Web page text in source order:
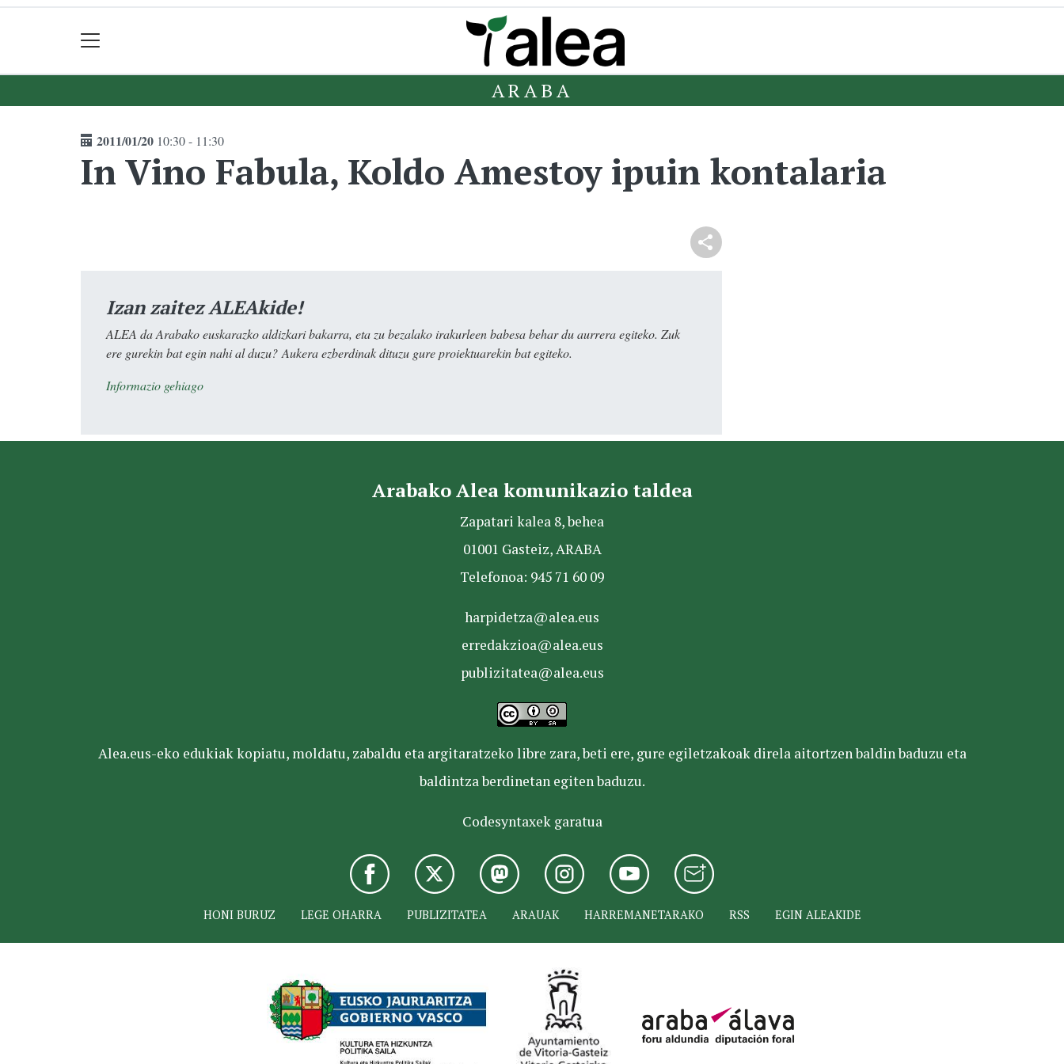
ARABA
2011/01/20 10:30 - 11:30
In Vino Fabula, Koldo Amestoy ipuin kontalaria
Izan zaitez ALEAkide!
ALEA da Arabako euskarazko aldizkari bakarra, eta zu bezalako irakurleen babesa behar du aurrera egiteko. Zuk
ere gurekin bat egin nahi al duzu? Aukera ezberdinak dituzu gure proiektuarekin bat egiteko.
Informazio gehiago
Arabako Alea komunikazio taldea
Zapatari kalea 8, behea
01001 Gasteiz, ARABA
Telefonoa: 945 71 60 09
harpidetza@alea.eus
erredakzioa@alea.eus
publizitatea@alea.eus
Alea.eus-eko edukiak kopiatu, moldatu, zabaldu eta argitaratzeko libre zara, beti ere, gure egiletzakoak direla aitortzen baldin baduzu eta
baldintza berdinetan egiten baduzu.
Codesyntaxek garatua
HONI BURUZ LEGE OHARRA PUBLIZITATEA ARAUAK HARREMANETARAKO RSS EGIN ALEAKIDE